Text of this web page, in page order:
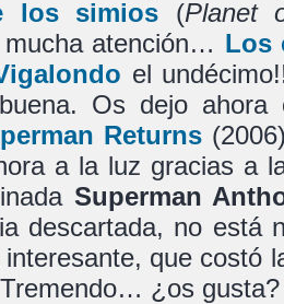
los simios (Planet
atención… Los
el
Os dejo ahora
Returns
a la luz gracias a
Superman
descartada, no está
que costó
¿os gusta?